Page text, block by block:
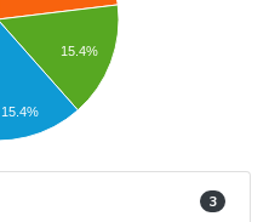
15.4%
15.4%
3